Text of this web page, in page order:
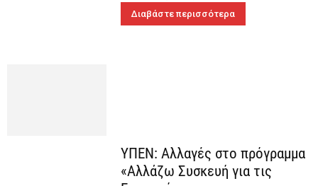
Διαβάστε περισσότερα
ΥΠΕΝ: Αλλαγές στο πρόγραμμα
«Αλλάζω Συσκευή για τις